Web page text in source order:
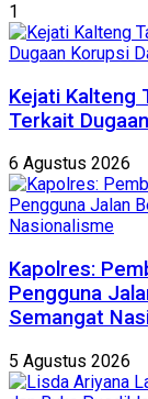
1
Kejati Kalteng
Terkait
6 Agustus 2026
Kapolres:
Pengguna
Semangat
5 Agustus 2026